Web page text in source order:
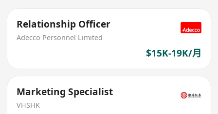
Relationship Officer
Adecco Personnel Limited
$15K-19K/月
Marketing Specialist
VHSHK